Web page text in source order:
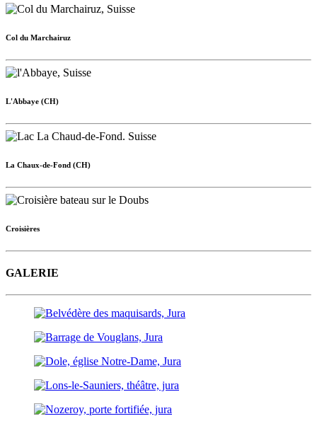
Col du Marchairuz
L'Abbaye (CH)
La Chaux-de-Fond (CH)
Croisières
GALERIE